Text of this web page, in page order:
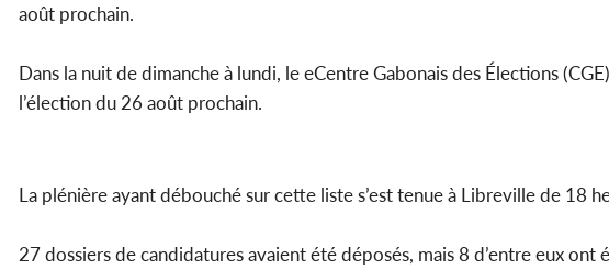
août prochain.
Dans la nuit de dimanche à lundi, le eCentre Gabonais des Élections
l’élection du 26 août prochain.
La plénière ayant débouché sur cette liste s’est tenue à Libreville de 18
27 dossiers de candidatures avaient été déposés, mais 8 d’entre eux ont